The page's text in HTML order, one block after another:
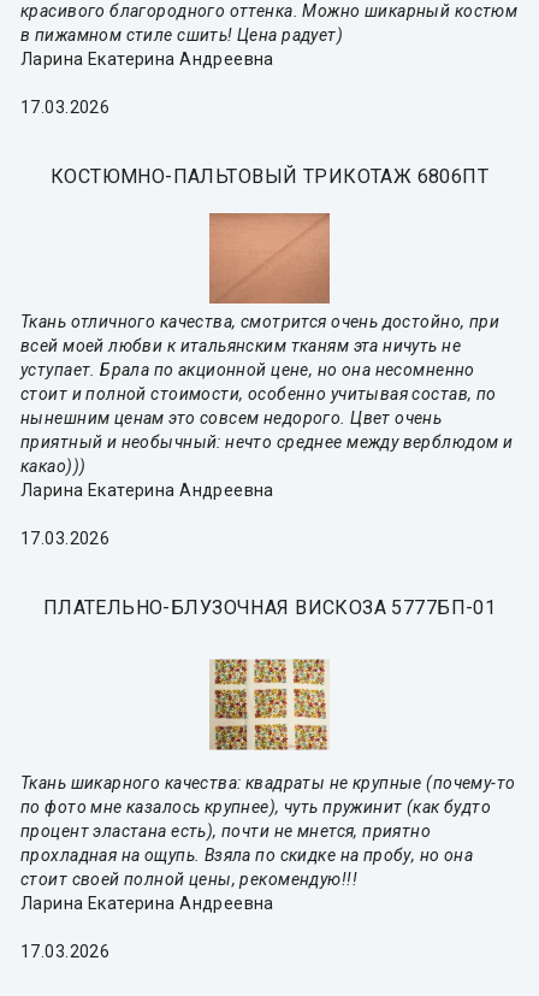
красивого благородного оттенка. Можно шикарный костюм
в пижамном стиле сшить! Цена радует)
Ларина Екатерина Андреевна
17.03.2026
КОСТЮМНО-ПАЛЬТОВЫЙ ТРИКОТАЖ 6806ПТ
Ткань отличного качества, смотрится очень достойно, при
всей моей любви к итальянским тканям эта ничуть не
уступает. Брала по акционной цене, но она несомненно
стоит и полной стоимости, особенно учитывая состав, по
нынешним ценам это совсем недорого. Цвет очень
приятный и необычный: нечто среднее между верблюдом и
какао)))
Ларина Екатерина Андреевна
17.03.2026
ПЛАТЕЛЬНО-БЛУЗОЧНАЯ ВИСКОЗА 5777БП-01
Ткань шикарного качества: квадраты не крупные (почему-то
по фото мне казалось крупнее), чуть пружинит (как будто
процент эластана есть), почти не мнется, приятно
прохладная на ощупь. Взяла по скидке на пробу, но она
стоит своей полной цены, рекомендую!!!
Ларина Екатерина Андреевна
17.03.2026